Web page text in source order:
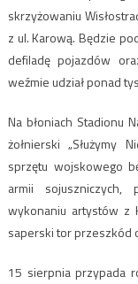
skrzyżowaniu
z ul. Karową. Będzie
defiladę pojazdów
weźmie udział ponad
Na błoniach Stadionu
żołnierski „Służymy
sprzętu wojskowego
armii sojuszniczych,
wykonaniu artystów z
saperski tor przeszkód
15 sierpnia przypada